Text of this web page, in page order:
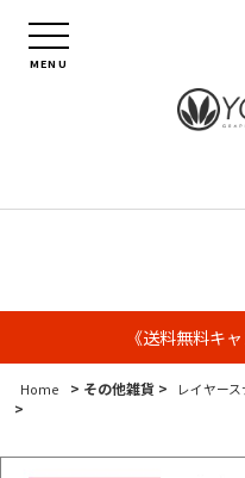
MENU
《送料無料キ
Home > その他雑貨 > レイヤー
>